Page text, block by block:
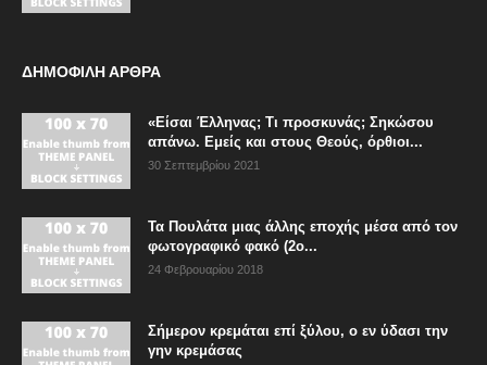
ΔΗΜΟΦΙΛΗ ΑΡΘΡΑ
«Είσαι Έλληνας; Τι προσκυνάς; Σηκώσου
απάνω. Εμείς και στους Θεούς, όρθιοι...
30 Σεπτεμβρίου 2021
Τα Πουλάτα μιας άλλης εποχής μέσα από τον
φωτογραφικό φακό (2ο...
24 Φεβρουαρίου 2018
Σήμερον κρεμάται επί ξύλου, ο εν ύδασι την
γην κρεμάσας